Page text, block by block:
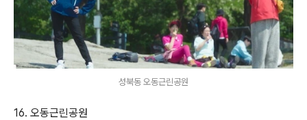
성북동 오동근린공원
16. 오동근린공원